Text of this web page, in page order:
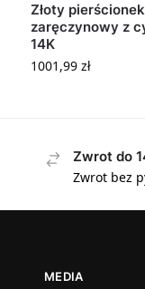
Złoty pierścionek
zaręczynowy z
14K
1001,99 zł
Zwrot do
Zwrot bez
MEDIA